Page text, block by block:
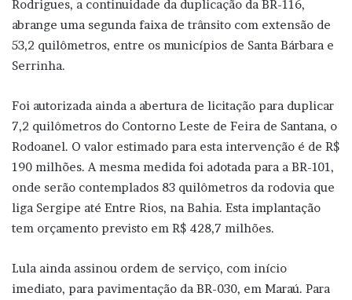
Rodrigues, a continuidade da duplicação da BR-116,
abrange uma segunda faixa de trânsito com extensão de
53,2 quilômetros, entre os municípios de Santa Bárbara e
Serrinha.
Foi autorizada ainda a abertura de licitação para duplicar
7,2 quilômetros do Contorno Leste de Feira de Santana, o
Rodoanel. O valor estimado para esta intervenção é de R$
190 milhões. A mesma medida foi adotada para a BR-101,
onde serão contemplados 83 quilômetros da rodovia que
liga Sergipe até Entre Rios, na Bahia. Esta implantação
tem orçamento previsto em R$ 428,7 milhões.
Lula ainda assinou ordem de serviço, com início
imediato, para pavimentação da BR-030, em Maraú. Para